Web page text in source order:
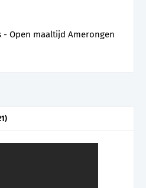
- Open maaltijd Amerongen